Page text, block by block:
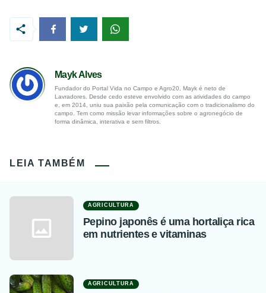
Mayk Alves
Fundador do Portal Vida no Campo e Agro20, Mayk é neto de
Lavradores. Desde cedo esteve envolvido com as atividades do campo
e, em 2014, uniu sua paixão pela comunicação com o tradicionalismo do
campo. Tem como missão levar informações sobre o agronegócio de
forma dinâmica, interativa e sem filtros.
LEIA TAMBÉM
AGRICULTURA
Pepino japonês é uma hortaliça rica
em nutrientes e vitaminas
AGRICULTURA